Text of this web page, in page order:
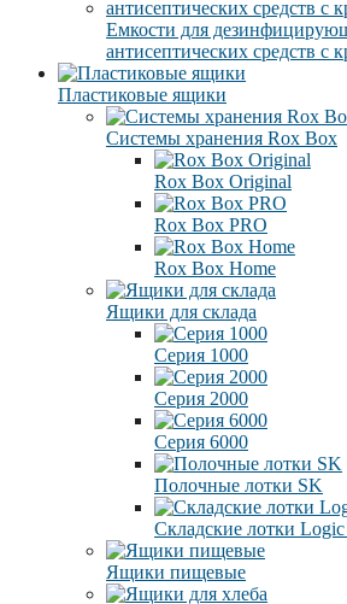
Емкости для
антисептических средств с
Пластиковые ящики
Системы хранения Rox Box
Rox Box Original
Rox Box PRO
Rox Box Home
Ящики для склада
Серия 1000
Серия 2000
Серия 6000
Полочные лотки SK
Складские лотки Logic
Ящики пищевые